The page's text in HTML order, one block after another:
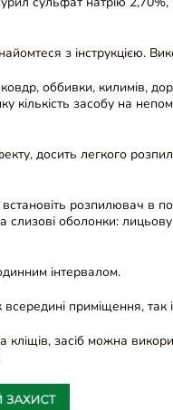
з інструкцією.
оббивки, килимів,
кількість засобу на
досить легкого
встановіть розпилювач в
оболонки: лицьову
інтервалом.
приміщення, так
кліщів, засіб можна